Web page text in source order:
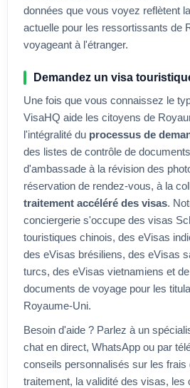
données que vous voyez reflètent
actuelle pour les ressortissants de
voyageant à l'étranger.
Demandez un visa
Une fois que vous connaissez le
VisaHQ aide les citoyens de
l'intégralité du processus de
des listes de contrôle de
d'ambassade à la révision des
réservation de rendez-vous, à la
traitement accéléré des visas.
conciergerie s'occupe des visas
touristiques chinois, des eVisas
des eVisas brésiliens, des eVisas
turcs, des eVisas vietnamiens et
documents de voyage pour les
Royaume-Uni.
Besoin d'aide ? Parlez à un
chat en direct, WhatsApp ou par
conseils personnalisés sur les frais
traitement, la validité des visas, les